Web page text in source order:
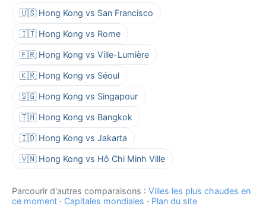
🇺🇸 Hong Kong vs San Francisco
🇮🇹 Hong Kong vs Rome
🇫🇷 Hong Kong vs Ville-Lumière
🇰🇷 Hong Kong vs Séoul
🇸🇬 Hong Kong vs Singapour
🇹🇭 Hong Kong vs Bangkok
🇮🇩 Hong Kong vs Jakarta
🇻🇳 Hong Kong vs Hô Chi Minh Ville
Parcourir d'autres comparaisons : Villes les plus chaudes en
ce moment · Capitales mondiales · Plan du site